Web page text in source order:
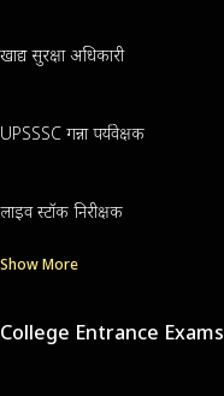
खाद्य सुरक्षा अधिकारी
UPSSSC गन्ना पर्यवेक्षक
लाइव स्टॉक निरीक्षक
Show More
College Entrance Exams